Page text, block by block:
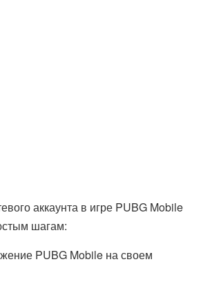
аккаунта в игре PUBG Mobile
шагам:
PUBG Mobile на своем